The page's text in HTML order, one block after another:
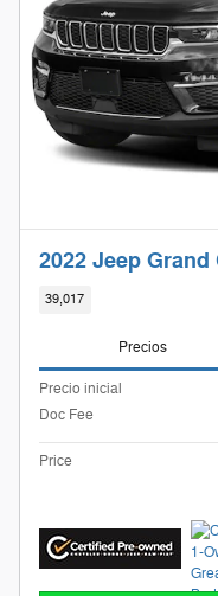
2022 Jeep
39,017
Precios
Precio inicial
Doc Fee
Price